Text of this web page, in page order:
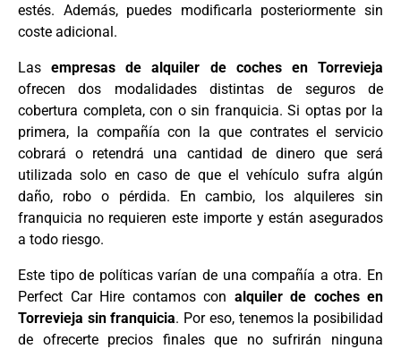
estés. Además, puedes modificarla posteriormente sin
coste adicional.
Lasempresas de alquiler de coches en Torrevieja
ofrecen dos modalidades distintas de seguros de
cobertura completa, con o sin franquicia. Si optas por la
primera, la compañía con la que contrates el servicio
cobrará o retendrá una cantidad de dinero que será
utilizada solo en caso de que el vehículo sufra algún
daño, robo o pérdida. En cambio, los alquileres sin
franquicia no requieren este importe y están asegurados
a todo riesgo.
Este tipo de políticas varían de una compañía a otra. En
Perfect Car Hire contamos con alquiler de coches en
Torrevieja sin franquicia. Por eso, tenemos la posibilidad
de ofrecerte precios finales que no sufrirán ninguna